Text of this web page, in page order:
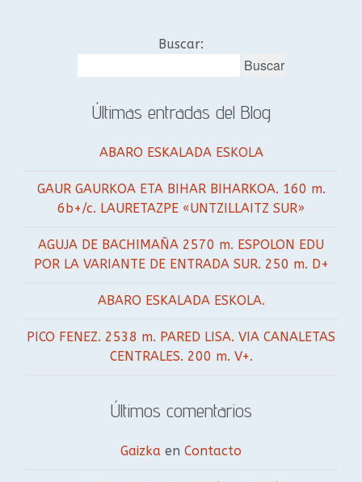
Buscar:
Últimas entradas del Blog
ABARO ESKALADA ESKOLA
GAUR GAURKOA ETA BIHAR BIHARKOA. 160 m.
6b+/c. LAURETAZPE «UNTZILLAITZ SUR»
AGUJA DE BACHIMAÑA 2570 m. ESPOLON EDU
POR LA VARIANTE DE ENTRADA SUR. 250 m. D+
ABARO ESKALADA ESKOLA.
PICO FENEZ. 2538 m. PARED LISA. VIA CANALETAS
CENTRALES. 200 m. V+.
Últimos comentarios
Gaizka en Contacto